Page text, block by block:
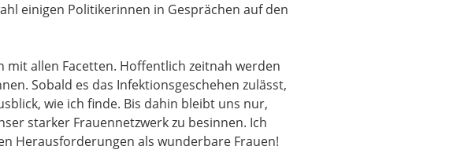
einigen Politikerinnen in Gesprächen auf den
mit allen Facetten. Hoffentlich zeitnah werden
Sobald es das Infektionsgeschehen zulässt,
wie ich finde. Bis dahin bleibt uns nur,
starker Frauennetzwerk zu besinnen. Ich
Herausforderungen als wunderbare Frauen!